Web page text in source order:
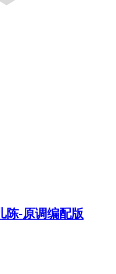
陈-原调编配版